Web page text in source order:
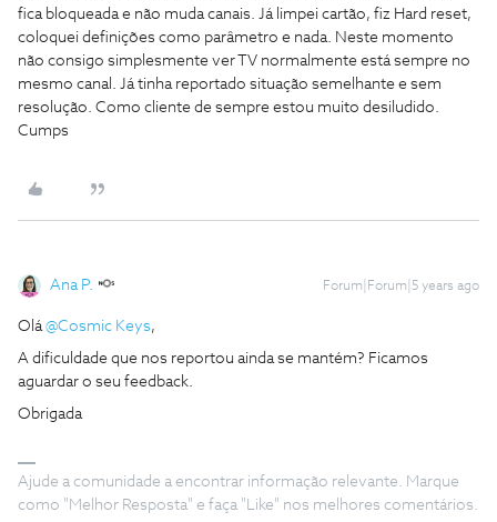
fica bloqueada e não muda canais. Já limpei cartão, fiz Hard reset,
coloquei definições como parâmetro e nada. Neste momento
não consigo simplesmente ver TV normalmente está sempre no
mesmo canal. Já tinha reportado situação semelhante e sem
resolução. Como cliente de sempre estou muito desiludido.
Cumps
Ana P. Forum|Forum|5 years ago
Olá @Cosmic Keys,
A dificuldade que nos reportou ainda se mantém? Ficamos
aguardar o seu feedback.
Obrigada
Ajude a comunidade a encontrar informação relevante. Marque
como "Melhor Resposta" e faça "Like" nos melhores comentários.